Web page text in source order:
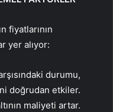
fiyatlarının
yer alıyor:
durumu,
doğrudan etkiler.
maliyeti artar.